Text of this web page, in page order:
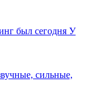
был сегодня У